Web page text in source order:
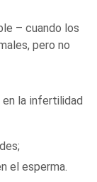
– cuando los
pero no
la infertilidad
el esperma.